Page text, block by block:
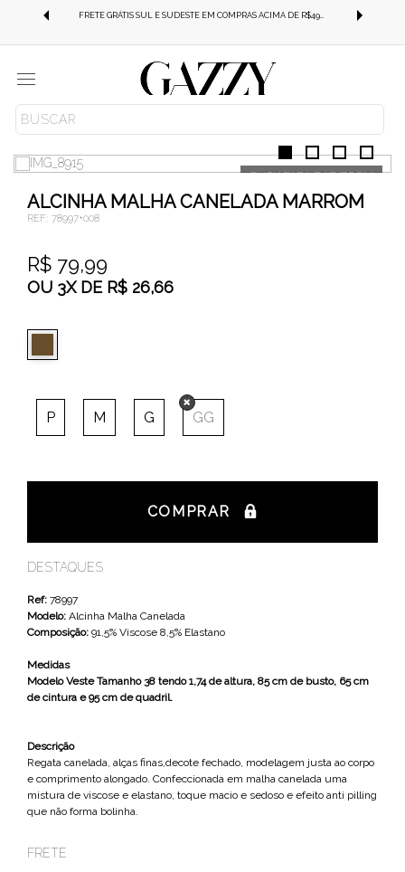
FRETE GRÁTIS SUL E SUDESTE EM COMPRAS ACIMA DE R$499,99!
Menu BLUSAS REGATA
ALCINHA MALHA CANELADA MARROM
REF.: 78997+008
R$ 79,99
OU 3XDE R$ 26,66
P M G GG
COMPRAR
DESTAQUES
Ref: 78997
Modelo: Alcinha Malha Canelada
Composição: 91,5% Viscose 8,5% Elastano
Medidas
Modelo Veste Tamanho 38 tendo 1,74 de altura, 85 cm de busto, 65 cm
de cintura e 95 cm de quadril.
Descrição
Regata canelada, alças finas,decote fechado, modelagem justa ao corpo
e comprimento alongado. Confeccionada em malha canelada uma
mistura de viscose e elastano, toque macio e sedoso e efeito anti pilling
que não forma bolinha.
FRETE